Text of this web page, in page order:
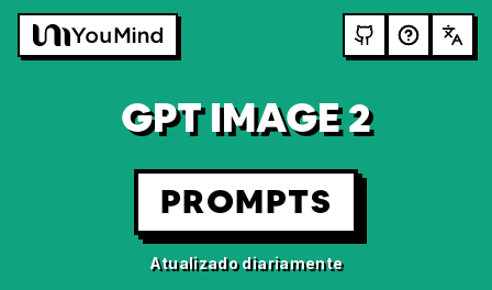
GPT IMAGE 2
PROMPTS
Atualizado diariamente